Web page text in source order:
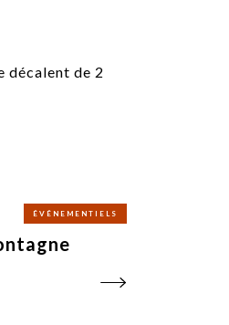
ÉVÉNEMENTIELS